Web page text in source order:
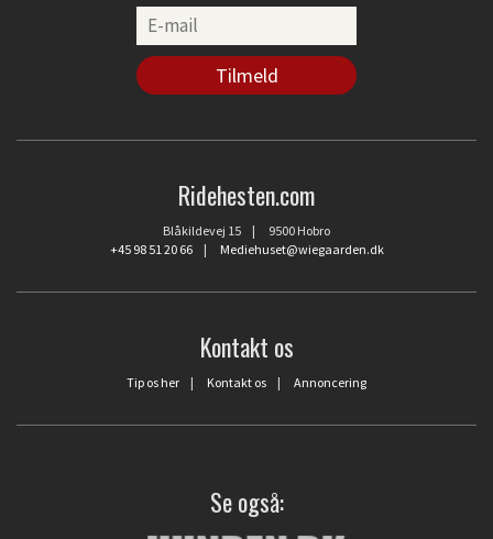
Ridehesten.com
Blåkildevej 15 | 9500 Hobro
+45 98 51 20 66| Mediehuset@wiegaarden.dk
Kontakt os
Tip os her | Kontakt os | Annoncering
Se også: